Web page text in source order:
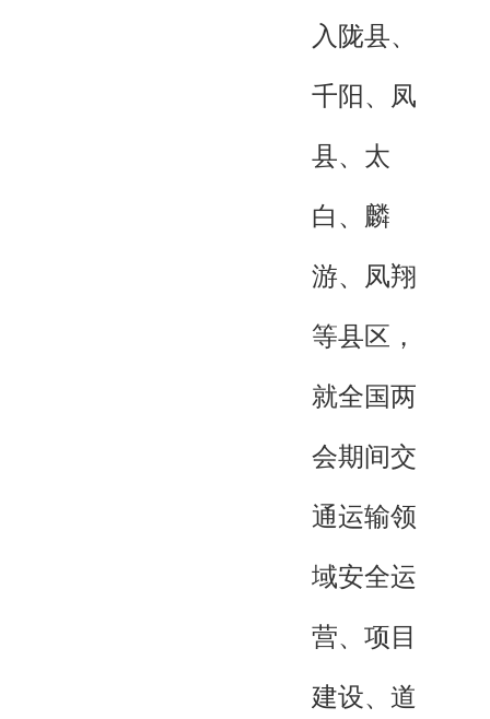
入陇县、
千阳、凤
县、太
白、麟
游、凤翔
等县区，
就全国两
会期间交
通运输领
域安全运
营、项目
建设、道